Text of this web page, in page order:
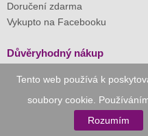
Tento web používá k
soubory cookie.
Rozumím
Doručení zdarma
Vykupto na Facebooku
Důvěryhodný nákup
Naše společnost je
komerci (APEK)